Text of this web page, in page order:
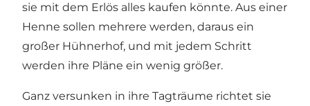
sie mit dem Erlös alles kaufen könnte. Aus einer
Henne sollen mehrere werden, daraus ein
großer Hühnerhof, und mit jedem Schritt
werden ihre Pläne ein wenig größer.
Ganz versunken in ihre Tagträume richtet sie